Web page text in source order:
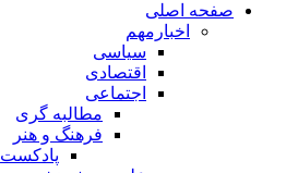
صفحه اصلی
اخبارمهم
سیاسی
اقتصادی
اجتماعی
مطالبه گری
فرهنگ و هنر
پادکست